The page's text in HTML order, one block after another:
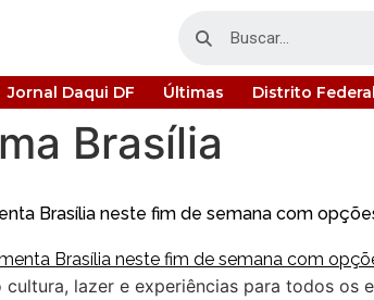
Jornal Daqui DF Últimas Distrito Federal
Brasília
Brasília neste fim de semana com
cultura, lazer e experiências para todos